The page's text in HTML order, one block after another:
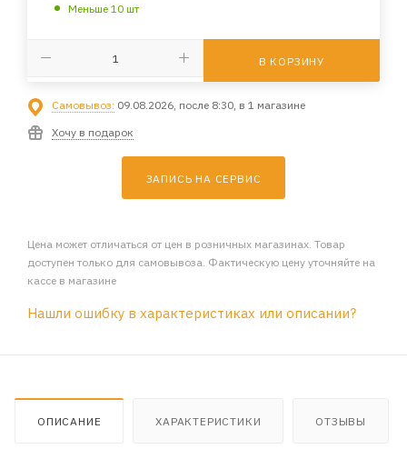
Меньше 10 шт
В КОРЗИНУ
Самовывоз: 09.08.2026, после 8:30, в 1 магазине
Хочу в подарок
ЗАПИСЬ НА СЕРВИС
Цена может отличаться от цен в розничных магазинах. Товар
доступен только для самовывоза. Фактическую цену уточняйте на
кассе в магазине
Нашли ошибку в характеристиках или описании?
ОПИСАНИЕ ХАРАКТЕРИСТИКИ ОТЗЫВЫ